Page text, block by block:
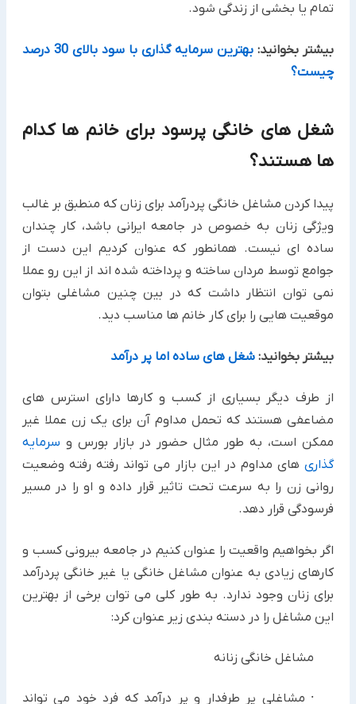
تمام یا بخشی از زندگی شود.
بیشتر بخوانید:
بهترین سرمایه گذاری با سود بالای 30 درصد
چیست؟
شغل های خانگی پرسود برای خانم ها کدام
ها هستند؟
پیدا کردن مشاغل خانگی پردرآمد برای زنان که منطبق بر غالب
ویژگی زنان به خصوص در جامعه ایرانی باشد، کار چندان
ساده ای نیست. همانطور که عنوان کردیم این دست از
جوامع توسط مردان ساخته و پرداخته شده اند از این رو عملا
نمی توان انتظار داشت که در بین چنین مشاغلی بتوان
موقعیت هایی را برای کار خانم ها مناسب دید.
بیشتر بخوانید: شغل های ساده اما پر درآمد
از طرف دیگر بسیاری از کسب و کارها دارای استرس های
مضاعفی هستند که تحمل مداوم آن برای یک زن عملا غیر
ممکن است، به طور مثال حضور در بازار بورس و سرمایه
گذاری های مداوم در این بازار می تواند رفته رفته وضعیت
روانی زن را به سرعت تحت تاثیر قرار داده و او را در مسیر
فرسودگی قرار دهد.
اگر بخواهیم واقعیت را عنوان کنیم در جامعه بیرونی کسب و
کارهای زیادی به عنوان مشاغل خانگی یا غیر خانگی پردرآمد
برای زنان وجود ندارد. به طور کلی می توان برخی از بهترین
این مشاغل را در دسته بندی زیر عنوان کرد:
مشاغل خانگی زنانه
· مشاغلی پر طرفدار و پر درآمد که فرد خود می تواند